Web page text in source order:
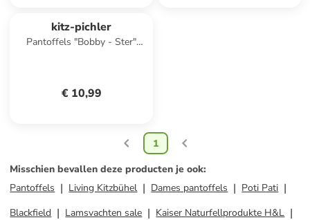
kitz-pichler
Pantoffels "Bobby - Ster"
€ 10,99
1
Misschien bevallen deze producten je ook:
Pantoffels
Living Kitzbühel Dames pantoffels
Poti Pati
Blackfield
Lamsvachten sale
Kaiser Naturfellprodukte H&L